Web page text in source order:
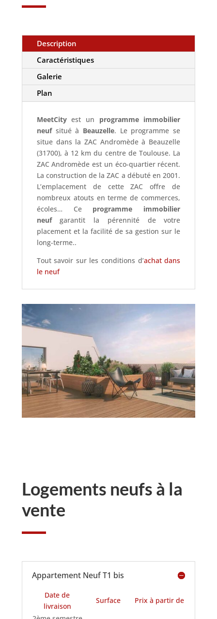
Description
Caractéristiques
Galerie
Plan
MeetCity est un
programme immobilier
neuf situé à Beauzelle. Le programme se
situe dans la ZAC Andromède à Beauzelle
(31700), à 12 km du centre de Toulouse. La
ZAC Andromède est un éco-quartier récent.
La construction de la ZAC a débuté en 2001.
L’emplacement de cette ZAC offre de
nombreux atouts en terme de commerces,
écoles… Ce
programme immobilier
neuf
garantit la pérennité de votre
placement et la facilité de sa gestion sur le
long-terme..
Tout savoir sur les conditions d’achat dans
le neuf
Logements neufs à la
vente
Appartement Neuf T1 bis
Date de
livraison
Surface
Prix à partir de